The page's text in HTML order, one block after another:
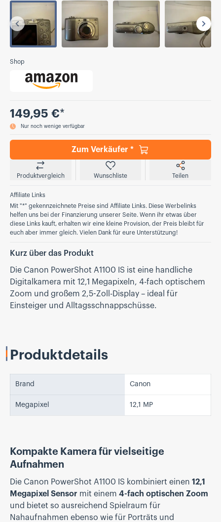
Vorherige
Shop
Preis
149,95 €*
Nur noch wenige verfügbar
Zum Verkäufer *
Produktvergleich Wunschliste Teilen
Affiliate Links
Mit "*" gekennzeichnete Preise sind Affiliate Links. Diese Werbelinks
helfen uns bei der Finanzierung unserer Seite. Wenn ihr etwas über
diese Links kauft, erhalten wir eine kleine Provision, der Preis bleibt für
euch aber immer gleich. Vielen Dank für eure Unterstützung!
Kurz über das Produkt
Die Canon PowerShot A1100 IS ist eine handliche
Digitalkamera mit 12,1 Megapixeln, 4-fach optischem
Zoom und großem 2,5-Zoll-Display – ideal für
Einsteiger und Alltagsschnappschüsse.
Produktdetails
Brand Canon
Megapixel 12,1 MP
Kompakte Kamera für vielseitige
Aufnahmen
Die Canon PowerShot A1100 IS kombiniert einen 12,1
Megapixel Sensor mit einem 4-fach optischen Zoom
und bietet so ausreichend Spielraum für
Nahaufnahmen ebenso wie für Porträts und